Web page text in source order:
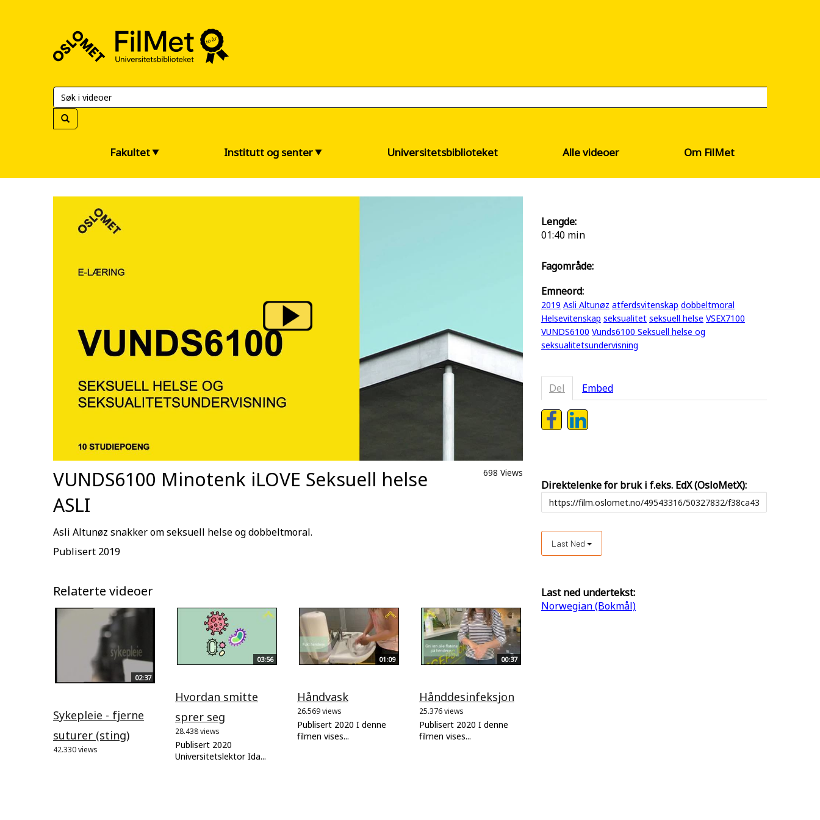
Universitetsbiblioteket
Fakultet Institutt og senter Universitetsbiblioteket Alle videoer Om FilMet
VUNDS6100 Minotenk iLOVE Seksuell helse
ASLI
698 Views
Asli Altunøz snakker om seksuell helse og dobbeltmoral.
Publisert 2019
Relaterte videoer
02:37
Sykepleie - fjerne
suturer (sting)
42.330 views
03:56
Hvordan smitte
sprer seg
28.438 views
Publisert 2020
Universitetslektor Ida...
01:09
Håndvask
26.569 views
Publisert 2020 I denne
filmen vises...
00:37
Hånddesinfeksjon
25.376 views
Publisert 2020 I denne
filmen vises...
Lengde:
01:40 min
Fagområde:
Emneord:
2019 Asli Altunøz atferdsvitenskap dobbeltmoral
Helsevitenskap seksualitet seksuell helse VSEX7100
VUNDS6100 Vunds6100 Seksuell helse og
seksualitetsundervisning
Del Embed
Direktelenke for bruk i f.eks. EdX (OsloMetX):
Last Ned
Last ned undertekst:
Norwegian (Bokmål)